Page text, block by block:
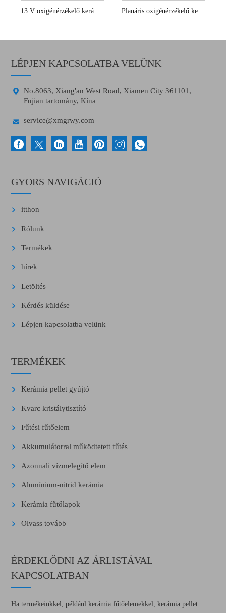
13 V oxigénérzékelő kerámia fűtőelemek Planáris oxigénérzékelő kerámia fűtőelemek
LÉPJEN KAPCSOLATBA VELÜNK

No.8063, Xiang'an West Road, Xiamen City 361101,
Fujian tartomány, Kína
 service@xmgrwy.com
GYORS NAVIGÁCIÓ
itthon
Rólunk
Termékek
hírek
Letöltés
Kérdés küldése
Lépjen kapcsolatba velünk
TERMÉKEK
Kerámia pellet gyújtó
Kvarc kristálytisztító
Fűtési fűtőelem
Akkumulátorral működtetett fűtés
Azonnali vízmelegítő elem
Alumínium-nitrid kerámia
Kerámia fűtőlapok
Olvass tovább
ÉRDEKLŐDNI AZ ÁRLISTÁVAL
KAPCSOLATBAN
Ha termékeinkkel, például kerámia fűtőelemekkel, kerámia pellet